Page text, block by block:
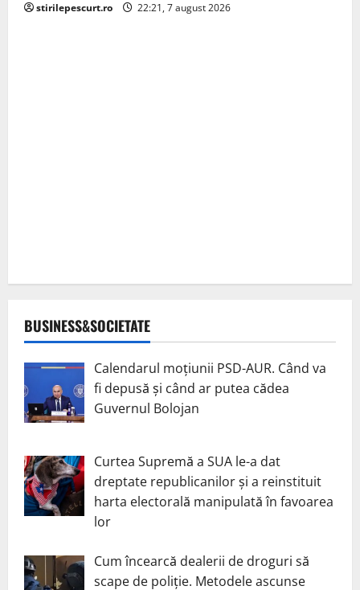
stirilepescurt.ro 22:21, 7 august 2026
BUSINESS&SOCIETATE
Calendarul moțiunii PSD-AUR. Când va
fi depusă și când ar putea cădea
Guvernul Bolojan
Curtea Supremă a SUA le-a dat
dreptate republicanilor și a reinstituit
harta electorală manipulată în favoarea
lor
Cum încearcă dealerii de droguri să
scape de poliție. Metodele ascunse